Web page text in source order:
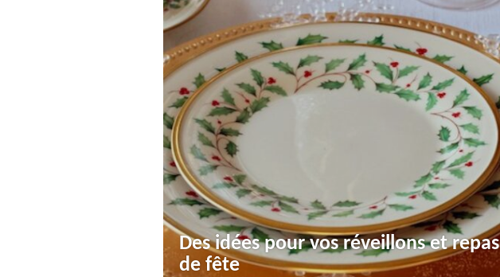
Des idées pour vos réveillons et repas
de fête